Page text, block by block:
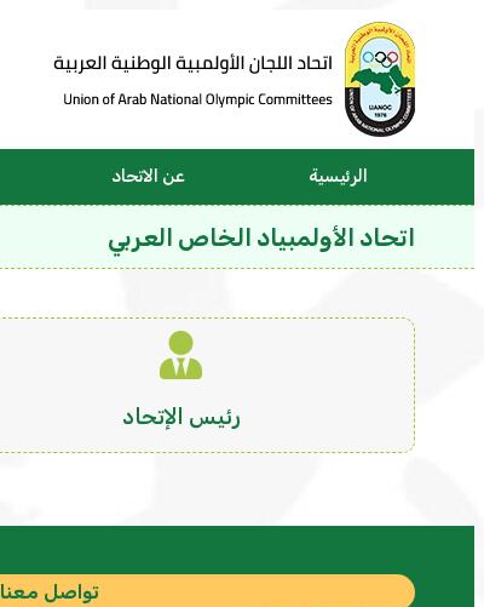
الرئيسية عن الاتحاد
اتحاد الأولمبياد الخاص العربي
رئيس الإتحاد
تواصل معنا